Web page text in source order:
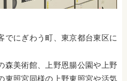
でにぎわう町、東京都台東区に
森美術館、上野恩腸公園や上野
東照宮同様の上野東照宮や活気